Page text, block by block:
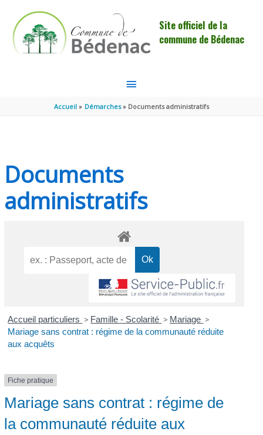
Site officiel de la
commune de Bédenac
MENU
PRINCIPAL
Accueil Démarches Documents administratifs
Documents
administratifs
Accueil particuliers > Famille - Scolarité > Mariage >
Mariage sans contrat : régime de la communauté réduite
aux acquêts
Fiche pratique
Mariage sans contrat : régime de
la communauté réduite aux